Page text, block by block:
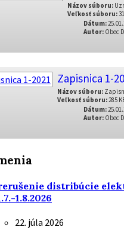
Názov súboru:
Veľkosť súboru:
Dátum:
Autor: Obec
Zapisnica 1-
Názov súboru:
Veľkosť súboru:285
Dátum:
Autor: Obec
distribúcie
1.8.2026
22. júla 2026